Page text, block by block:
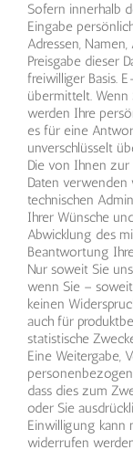
Sofern innerhalb
Eingabe
Adressen,
Preisgabe dieser
freiwilliger Basis.
übermittelt. Wenn
werden Ihre
es für eine
unverschlüsselt
Die von Ihnen
Daten
technischen
Ihrer Wünsche
Abwicklung des
Beantwortung
Nur soweit Sie
wenn Sie –
keinen
auch für
statistische
Eine Weitergabe,
dass dies zum
oder Sie
Einwilligung
widerrufen